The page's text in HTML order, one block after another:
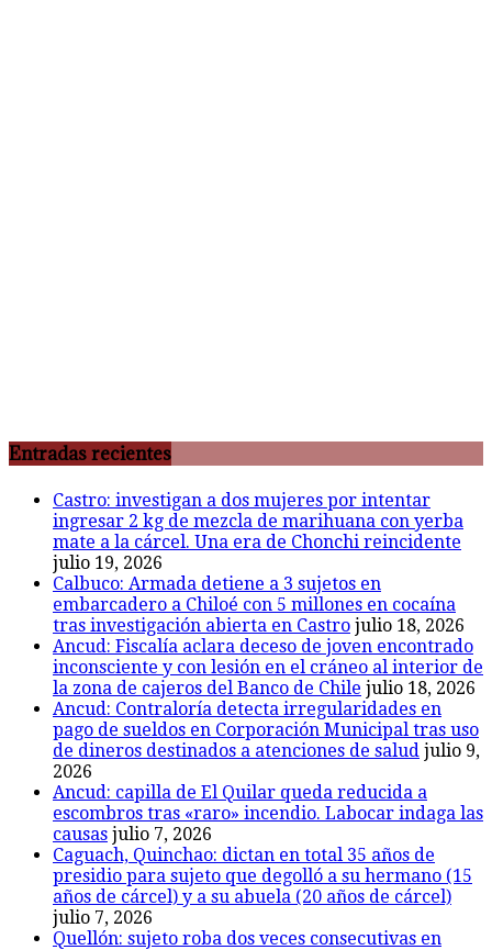
Entradas recientes
Castro: investigan a dos mujeres por intentar
ingresar 2 kg de mezcla de marihuana con yerba
mate a la cárcel. Una era de Chonchi reincidente
julio 19, 2026
Calbuco: Armada detiene a 3 sujetos en
embarcadero a Chiloé con 5 millones en cocaína
tras investigación abierta en Castro julio 18, 2026
Ancud: Fiscalía aclara deceso de joven encontrado
inconsciente y con lesión en el cráneo al interior de
la zona de cajeros del Banco de Chile julio 18, 2026
Ancud: Contraloría detecta irregularidades en
pago de sueldos en Corporación Municipal tras uso
de dineros destinados a atenciones de salud julio 9,
2026
Ancud: capilla de El Quilar queda reducida a
escombros tras «raro» incendio. Labocar indaga las
causas julio 7, 2026
Caguach, Quinchao: dictan en total 35 años de
presidio para sujeto que degolló a su hermano (15
años de cárcel) y a su abuela (20 años de cárcel)
julio 7, 2026
Quellón: sujeto roba dos veces consecutivas en